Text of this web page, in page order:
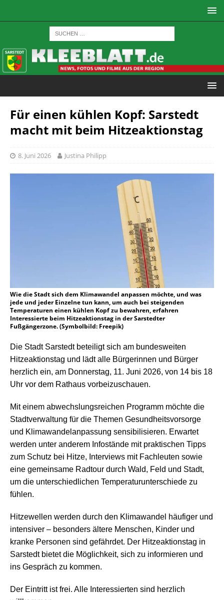
Für einen kühlen Kopf: Sarstedt
macht mit beim Hitzeaktionstag
8. Juni 2026 Justina Philipp
Wie die Stadt sich dem Klimawandel anpassen möchte, und was
jede und jeder Einzelne tun kann, um auch bei steigenden
Temperaturen einen kühlen Kopf zu bewahren, erfahren
Interessierte beim Hitzeaktionstag in der Sarstedter
Fußgängerzone. (Symbolbild: Freepik)
Die Stadt Sarstedt beteiligt sich am bundesweiten
Hitzeaktionstag und lädt alle Bürgerinnen und Bürger
herzlich ein, am Donnerstag, 11. Juni 2026, von 14 bis 18
Uhr vor dem Rathaus vorbeizuschauen.
Mit einem abwechslungsreichen Programm möchte die
Stadtverwaltung für die Themen Gesundheitsvorsorge
und Klimawandelanpassung sensibilisieren. Erwartet
werden unter anderem Infostände mit praktischen Tipps
zum Schutz bei Hitze, Interviews mit Fachleuten sowie
eine gemeinsame Radtour durch Wald, Feld und Stadt,
um die unterschiedlichen Temperaturunterschiede zu
fühlen.
Hitzewellen werden durch den Klimawandel häufiger und
intensiver – besonders ältere Menschen, Kinder und
kranke Personen sind gefährdet. Der Hitzeaktionstag in
Sarstedt bietet die Möglichkeit, sich zu informieren und
ins Gespräch zu kommen.
Der Eintritt ist frei. Alle Interessierten sind herzlich